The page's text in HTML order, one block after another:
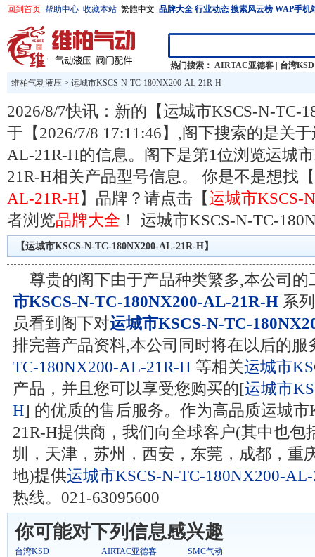
回到首页 帮助中心 收藏本站 繁體中文 品牌大全 行业动态 搜索风云榜 WAP手机
热门搜索： AIRTAC亚德客 台湾KSD
维柏气动液压 > 运城市KSCS-N-TC-180NX200-AL-21R-H
2026/8/7快讯：新的【运城市KSCS-N-TC-
于【2026/7/8 17:11:46】,阁下搜索的是关
AL-21R-H的信息。阁下是第1位浏览运城
21R-H相关产品型号信息。 你是不是想找【
AL-21R-H 】品牌？请点击【运城市KSCS-
者浏览品牌大全 ！ 运城市KSCS-N-TC-
【运城市KSCS-N-TC-180NX200-AL-21R-H】
尊贵的阁下由于产品种类繁多,本公司
市KSCS-N-TC-180NX200-AL-21R-H 系
员看到阁下对运城市KSCS-N-TC-
排完善产品资料,本公司同时将在以后的
TC-180NX200-AL-21R-H 等相关运城市
产品，并且您可以享受您购买的[运城市
H] 的优质的售后服务。作为高品质运城
21R-H提供商，我们向全球客户(其中也
圳，天津，苏州，西安，东莞，成都，重
地)提供运城市KSCS-N-TC-180NX200-
热线。021-63095600
你可能对下列信息感兴趣
台湾KSD AIRTAC亚德客 SMC气动